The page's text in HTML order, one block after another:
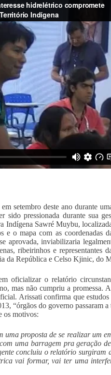
setembro deste ano durante
sido pressionada durante sua
Indígena Sawré Muybu,
e o mapa com as coordenadas
aprovada, inviabilizaria
ribeirinhos e representantes
da República e Celso Kjinic, do
oficializar o relatório
mas não cumpriu a promessa.
Arissati confirma que estudos
“órgãos do governo passaram
os motivos:
uma proposta de se realizar um
uma barragem pra geração
concluiu o relatório surgiram
vai formar, vai ter uma